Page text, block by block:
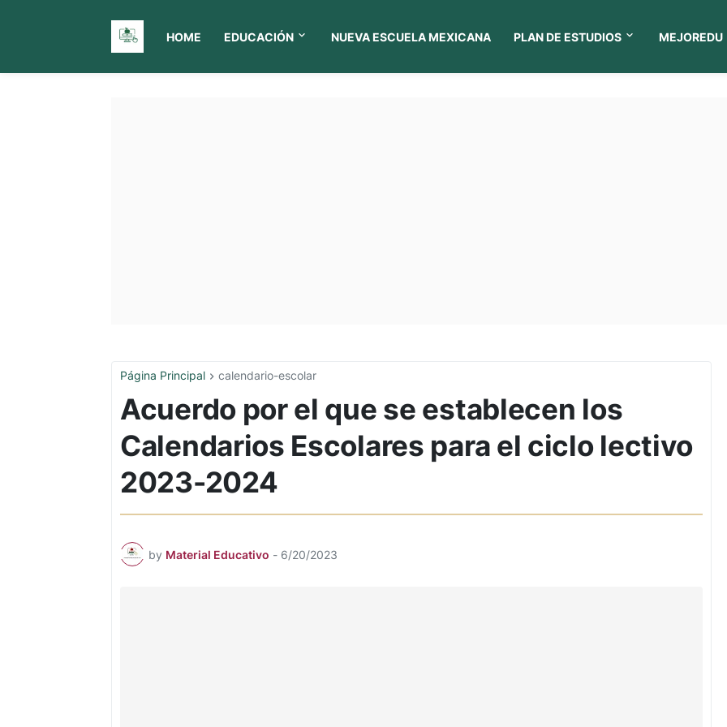
HOME EDUCACIÓN NUEVA ESCUELA MEXICANA PLAN DE ESTUDIOS MEJOREDU
Página Principal calendario-escolar
Acuerdo por el que se establecen los
Calendarios Escolares para el ciclo lectivo
2023-2024
by Material Educativo - 6/20/2023